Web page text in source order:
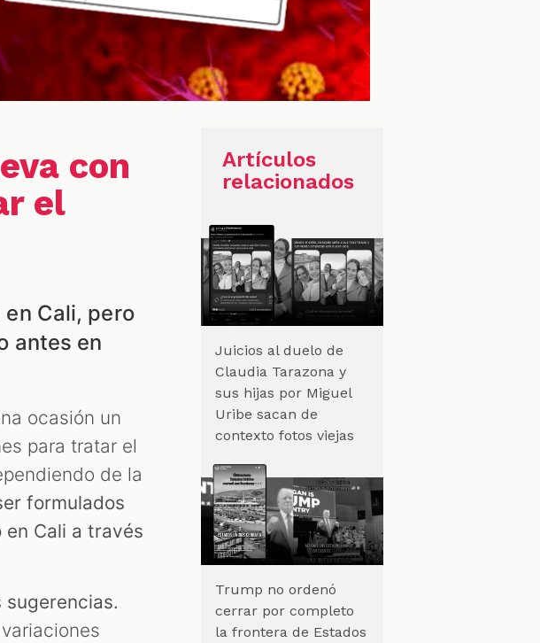
con
el
Cali, pero
antes en
ocasión un
para tratar el
de la
formulados
Cali a través
Artículos
relacionados
Juicios al duelo de
Claudia Tarazona y
sus hijas por Miguel
Uribe sacan de
contexto fotos viejas
Trump no ordenó
cerrar por completo
la frontera de Estados